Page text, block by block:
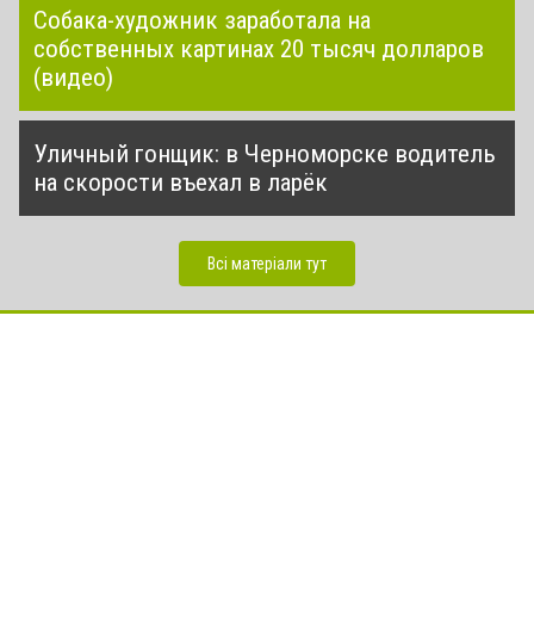
Собака-художник заработала на
собственных картинах 20 тысяч долларов
(видео)
Уличный гонщик: в Черноморске водитель
на скорости въехал в ларёк
Всі матеріали тут